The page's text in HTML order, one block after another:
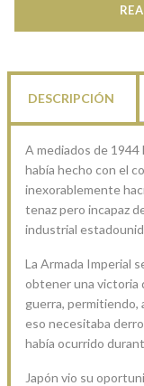
DESCRIPCIÓN
A mediados de 1944
había hecho con el
inexorablemente
tenaz pero incapaz
industrial
La Armada Imperial
obtener una victoria
guerra, permitiendo,
eso necesitaba
había ocurrido
Japón vio su